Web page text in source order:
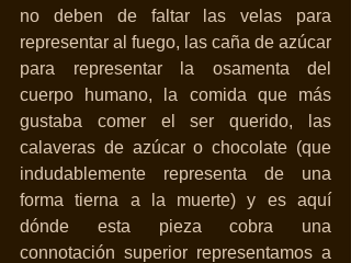
no deben de faltar las velas para
representar al fuego, las caña de azúcar
para representar la osamenta del
cuerpo humano, la comida que más
gustaba comer el ser querido, las
calaveras de azúcar o chocolate (que
indudablemente representa de una
forma tierna a la muerte) y es aquí
dónde esta pieza cobra una
connotación superior representamos a